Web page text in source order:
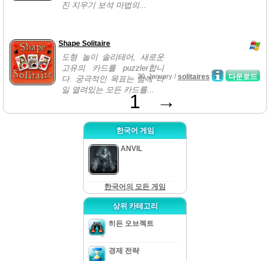
진 지우기 보석 마법의...
Shape Solitaire
도형 놀이 솔리테어, 새로운
고유의 카드를 puzzler합니
다. 궁극적인 목표는 함께 타
일 열려있는 모든 카드를...
다운로드
20, January / solitaires
1 →
한국어 게임
ANVIL
한국어의 모든 게임
상위 카테고리
히든 오브젝트
경제 전략